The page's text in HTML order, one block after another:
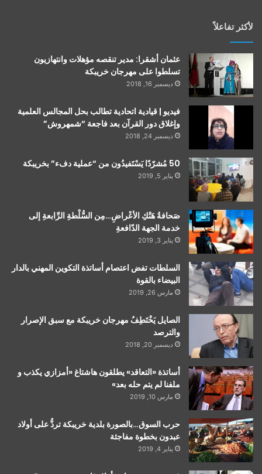
لأكثر تفاعلاً
عثمان أشقرا: مدير تنقصه مؤهلات وانتهازيون
تسلطوا على مهرجان خريبكة
ديسمبر 16, 2018
فيديو | قيادية اتحادية تطالب بحل المجالس العلمية
وإغلاق دور القرآن بعد فاجعة “شمهروش”
ديسمبر 24, 2018
50 مُشرّدًا يَسْتَفيدُون من “عملية دفء” بخريبكة
يناير 5, 2019
صَحافةُ هَتْكِ الأعْراضِ…مِن السُّلْطةِ الرِّابعةِ إلى
خدمة الجهة الدّافعةِ
يناير 3, 2019
السلطات تفض اعتصام أساتذة التكوين المهني بالدار
البيضاء بالقوة
مارس 26, 2019
الصايل يَخْتَطِفُ مهرجان خريبكة مع سبق الإصرار
والترصد
ديسمبر 20, 2018
أساتذة «التعاقد» يطلقون هاشتاغ «أمزازي يكذب و
ملفنا لم يتم حله بعد»
مارس 10, 2019
حرب السوق…بالصورة بلدية خريبكة تردُّ على أولاد
عبدون بخطوة مفاجئة
يناير 4, 2019